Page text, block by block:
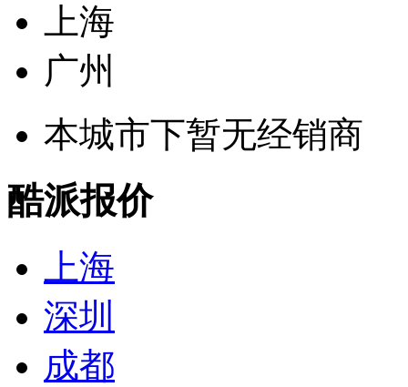
上海
广州
本城市下暂无经销商
酷派报价
上海
深圳
成都